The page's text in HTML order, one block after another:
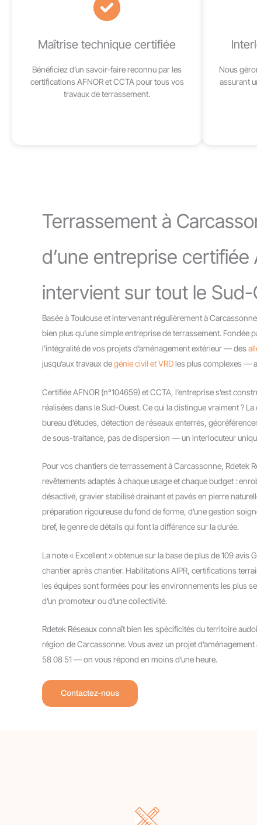
Maîtrise technique certifiée
Bénéficiez d’un savoir-faire reconnu par les
certifications AFNOR et CCTA pour tous vos
travaux de terrassement.
Nous
assurant
Terrassement à
d’une entreprise certifiée
intervient sur tout le
Basée à Toulouse et intervenant régulièrement à
bien plus qu’une simple entreprise de terrassement. Fondée
l’intégralité de vos projets d’aménagement extérieur — des
jusqu’aux travaux degénie civil et VRDles plus complexes —
Certifiée AFNOR (n°104659) et CCTA, l’entreprise s’est
réalisées dans le Sud-Ouest. Ce qui la distingue vraiment ?
bureau d’études, détection de réseaux enterrés,
de sous-traitance, pas de dispersion — un interlocuteur
Pour vos chantiers de terrassement à Carcassonne, Rdetek
revêtements adaptés à chaque usage et chaque budget :
désactivé, gravier stabilisé drainant et pavés en pierre
préparation rigoureuse du fond de forme, d’une gestion
bref, le genre de détails qui font la différence sur la durée.
La note « Excellent » obtenue sur la base de plus de 109 avis
chantier après chantier. Habilitations AIPR, certifications
les équipes sont formées pour les environnements les plus
d’un promoteur ou d’une collectivité.
Rdetek Réseaux connaît bien les spécificités du territoire
région de Carcassonne. Vous avez un projet
58 08 51 — on vous répond en moins d’une heure.
Contactez-nous